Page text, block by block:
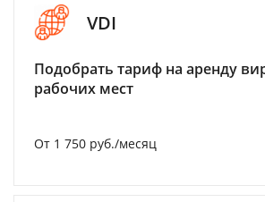
VDI
Подобрать тариф на аренду
рабочих мест
От 1 750 руб./месяц